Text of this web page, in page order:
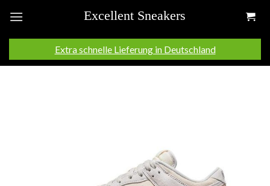
content
Extra schnelle Lieferung in Deutschland